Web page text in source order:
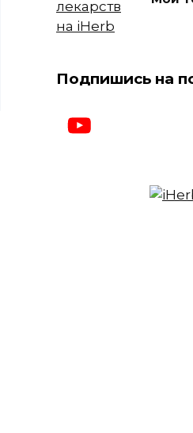
Подпишись на